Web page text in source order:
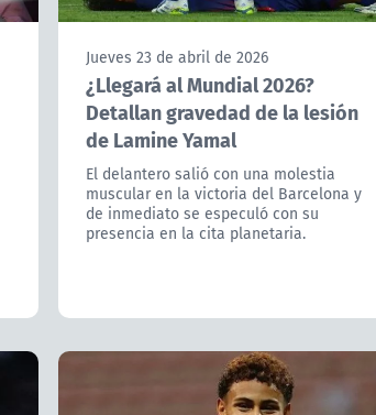
Jueves 23 de abril de 2026
¿Llegará al Mundial 2026?
Detallan gravedad de la lesión
de Lamine Yamal
El delantero salió con una molestia
muscular en la victoria del Barcelona y
de inmediato se especuló con su
presencia en la cita planetaria.